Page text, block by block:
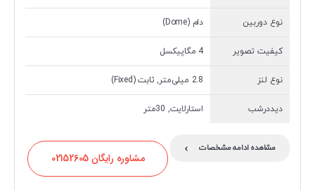
نوع دوربین دام (Dome)
کیفیت تصویر 4 مگاپیکسل
نوع لنز 2.8 میلی‌متر, ثابت (Fixed)
دیددرشب استارلایت, 30متر
مشاهده ادامه مشخصات ›
مشاوره رایگان 02152605